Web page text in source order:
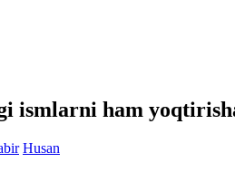
ismlarni ham
Husan